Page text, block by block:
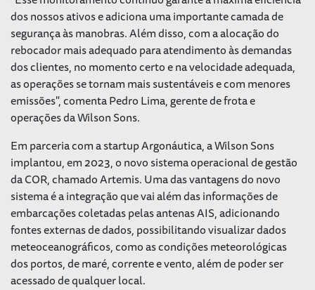
dos nossos ativos e adiciona uma importante camada de
segurança às manobras. Além disso, com a alocação do
rebocador mais adequado para atendimento às demandas
dos clientes, no momento certo e na velocidade adequada,
as operações se tornam mais sustentáveis e com menores
emissões", comenta Pedro Lima, gerente de frota e
operações da Wilson Sons.
Em parceria com a startup Argonáutica, a Wilson Sons
implantou, em 2023, o novo sistema operacional de gestão
da COR, chamado Artemis. Uma das vantagens do novo
sistema é a integração que vai além das informações de
embarcações coletadas pelas antenas AIS, adicionando
fontes externas de dados, possibilitando visualizar dados
meteoceanográficos, como as condições meteorológicas
dos portos, de maré, corrente e vento, além de poder ser
acessado de qualquer local.